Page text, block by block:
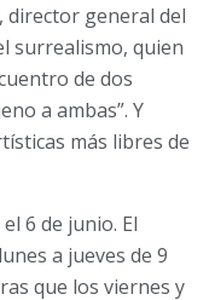
director general del
surrealismo, quien
de dos
a ambas”. Y
más libres de
6 de junio. El
a jueves de 9
que los viernes y